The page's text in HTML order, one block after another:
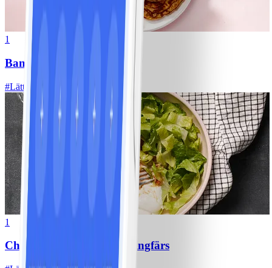
1
Bananpannkakor
#Lätt 5 MIN
1
Chili con carne med kycklingfärs